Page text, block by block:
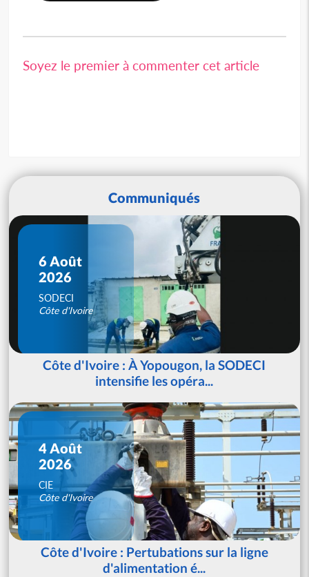
Soyez le premier à commenter cet article
Communiqués
6 Août
2026
SODECI
Côte d'Ivoire
Côte d'Ivoire : À Yopougon, la SODECI
intensifie les opéra...
4 Août
2026
CIE
Côte d'Ivoire
Côte d'Ivoire : Pertubations sur la ligne
d'alimentation é...